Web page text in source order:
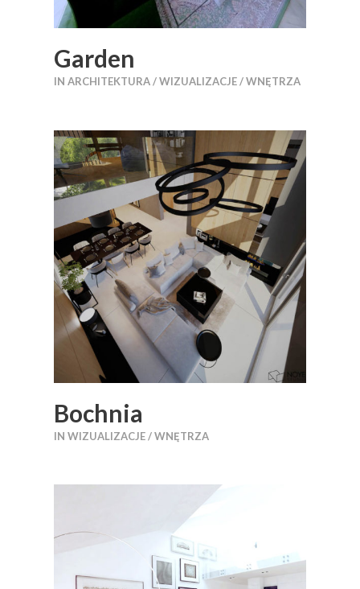
Garden
IN ARCHITEKTURA / WIZUALIZACJE / WNĘTRZA
Bochnia
IN WIZUALIZACJE / WNĘTRZA